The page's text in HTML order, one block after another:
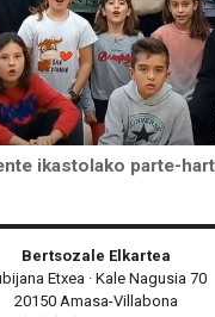
ikastolako parte-
Bertsozale Elkartea
Etxea · Kale Nagusia 70
20150 Amasa-Villabona